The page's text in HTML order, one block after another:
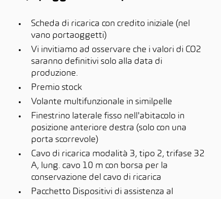
Scheda di ricarica con credito iniziale (nel
vano portaoggetti)
Vi invitiamo ad osservare che i valori di CO2
saranno definitivi solo alla data di
produzione.
Premio stock
Volante multifunzionale in similpelle
Finestrino laterale fisso nell'abitacolo in
posizione anteriore destra (solo con una
porta scorrevole)
Cavo di ricarica modalità 3, tipo 2, trifase 32
A, lung. cavo 10 m con borsa per la
conservazione del cavo di ricarica
Pacchetto Dispositivi di assistenza al